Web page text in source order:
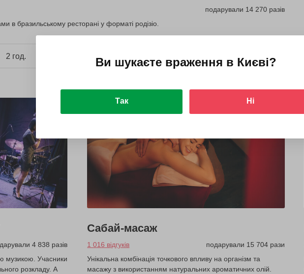
подарували 14 270 разів
в бразильському ресторані у форматі родізіо.
2 год.
4 838 разів
музикою. Учасники
розкладу. А
Сабай-масаж
1 016 відгуків
подарували 15 704 рази
Унікальна комбінація точкового впливу на організм та
масажу з використанням натуральних ароматичних олій.
Ви шукаєте враження в Києві?
Так Ні